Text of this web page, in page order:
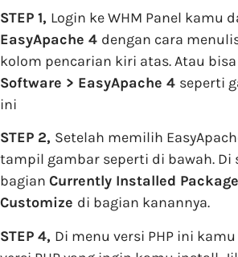
STEP 1, Login ke WHM Panel kamu
EasyApache 4 dengan cara
kolom pencarian kiri atas. Atau
Software > EasyApache 4 seperti
ini
STEP 2, Setelah memilih
tampil gambar seperti di bawah.
bagian Currently Installed
Customize di bagian kanannya.
STEP 4, Di menu versi PHP ini